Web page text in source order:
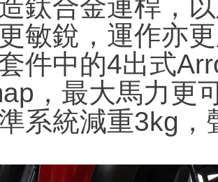
鈦合金連桿，
敏銳，運作亦
件中的4出式
，最大馬力更
系統減重3kg，